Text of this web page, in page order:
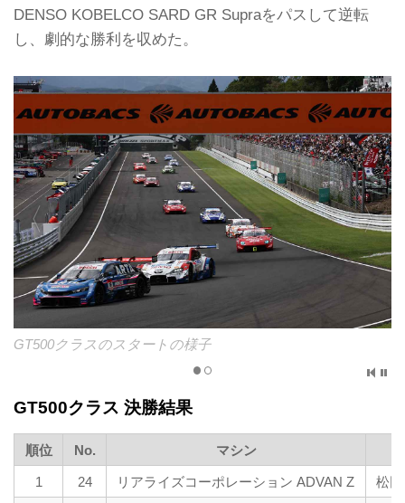
DENSO KOBELCO SARD GR Supraをパスして逆転
し、劇的な勝利を収めた。
GT500クラスのスタートの様子
GT500クラス 決勝結果
順位 No. マシン
1 24 リアライズコーポレーション ADVAN Z 松